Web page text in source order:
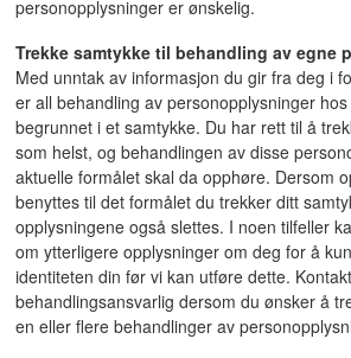
personopplysninger er ønskelig.
Trekke samtykke til behandling av egne
Med unntak av informasjon du gir fra deg i
er all behandling av personopplysninger
begrunnet i et samtykke. Du har rett til å
som helst, og behandlingen av disse
aktuelle formålet skal da opphøre. Dersom
benyttes til det formålet du trekker ditt
opplysningene også slettes. I noen tilfeller
om ytterligere opplysninger om deg for å
identiteten din før vi kan utføre dette. Kontakt
behandlingsansvarlig dersom du ønsker å
en eller flere behandlinger av